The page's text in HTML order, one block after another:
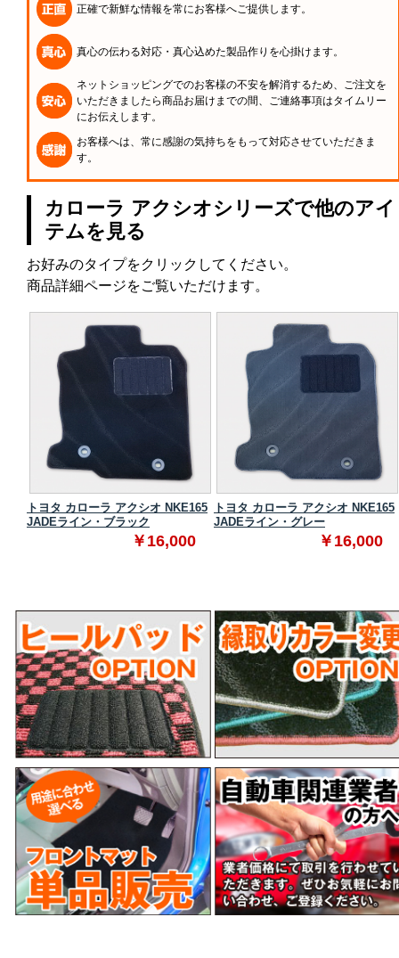
正確で新鮮な情報を常にお客様へご提供します。
真心の伝わる対応・真心込めた製品作りを心掛けます。
ネットショッピングでのお客様の不安を解消するため、ご注文を
いただきましたら商品お届けまでの間、ご連絡事項はタイムリー
にお伝えします。
お客様へは、常に感謝の気持ちをもって対応させていただきま
す。
カローラ アクシオシリーズで他のアイ
テムを見る
お好みのタイプをクリックしてください。
商品詳細ページをご覧いただけます。
トヨタ カローラ アクシオ NKE165
JADEライン・ブラック
￥16,000
トヨタ カローラ アクシオ NKE165
JADEライン・グレー
￥16,000